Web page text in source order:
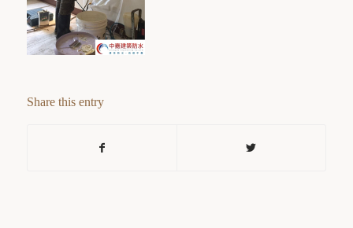
Share this entry